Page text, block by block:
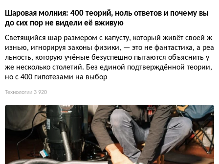
Шаровая молния: 400 теорий, ноль ответов и почему вы
до сих пор не видели её вживую
Светящийся шар размером с капусту, который живёт своей ж
изнью, игнорируя законы физики, — это не фантастика, а реа
льность, которую учёные безуспешно пытаются объяснить у
же несколько столетий. Без единой подтверждённой теории,
но с 400 гипотезами на выбор
Технологии 3 920